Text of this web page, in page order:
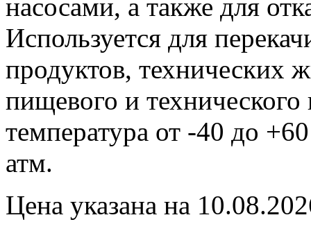
насосами, а также для
Используется для
продуктов, технических
пищевого и технического
температура от -40 до
атм.
Цена указана на